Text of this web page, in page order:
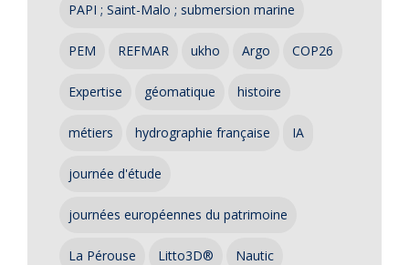
PAPI ; Saint-Malo ; submersion marine
PEM REFMAR ukho Argo COP26
Expertise géomatique histoire
métiers hydrographie française IA
journée d'étude
journées européennes du patrimoine
La Pérouse Litto3D® Nautic